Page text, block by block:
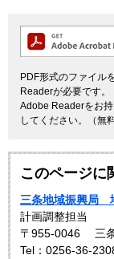
PDF形式のファイル
Readerが必要です。
Adobe Readerをお
してください。（無料
このページに
三条地域振興局
計画調整担当
〒955-0046
三
Tel：0256-36-